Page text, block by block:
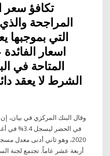
تكافؤ سعر
المراجحة
التي بموجبها
اسعار
المتاحة في
الشرط لا يعقد
وقال البنك المركزي في بيان،
أربعة عشر عاماً. تجتمع لجنة